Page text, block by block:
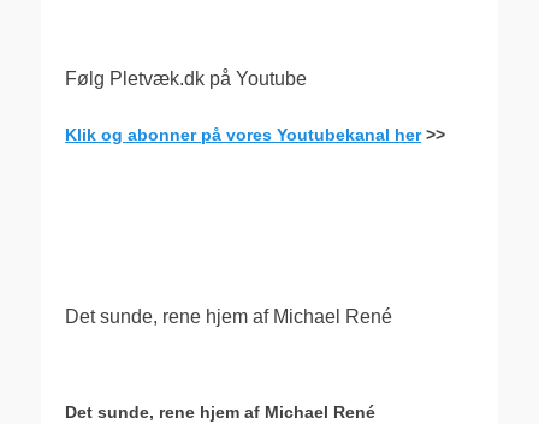
Følg Pletvæk.dk på Youtube
Klik og abonner på vores Youtubekanal her>>
Det sunde, rene hjem af Michael René
Det sunde, rene hjem af Michael René